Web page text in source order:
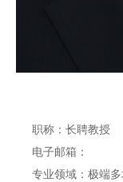
职称：长聘教授
电子邮箱：
专业领域： 极端